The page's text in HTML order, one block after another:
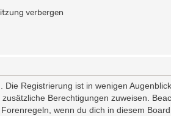
verbergen
Registrierung ist in wenigen
Berechtigungen zuweisen.
wenn du dich in diesem Board